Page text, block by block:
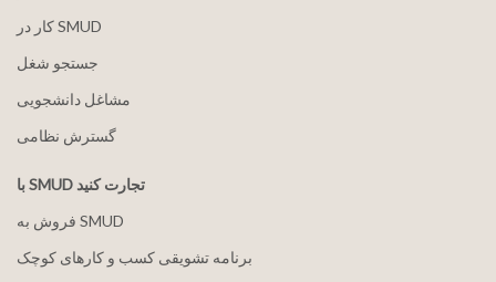
کار در SMUD
جستجو شغل
مشاغل دانشجویی
گسترش نظامی
با SMUD تجارت کنید
فروش به SMUD
برنامه تشویقی کسب و کارهای کوچک